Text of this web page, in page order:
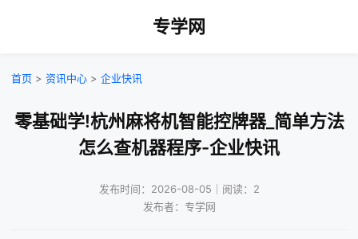
专学网
首页 > 资讯中心 > 企业快讯
零基础学!杭州麻将机智能控牌器_简单方法
怎么查机器程序-企业快讯
发布时间：2026-08-05｜阅读：2
发布者：专学网